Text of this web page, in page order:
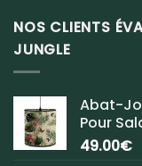
NOS CLIENTS
JUNGLE
Abat-
Pour
49.00€